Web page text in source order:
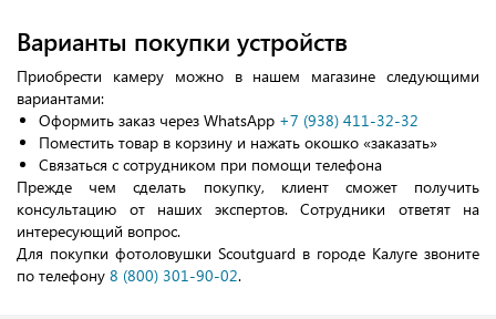
Варианты покупки устройств
Приобрести камеру можно в нашем магазине следующими
вариантами:
Оформить заказ через WhatsApp +7 (938) 411-32-32
Поместить товар в корзину и нажать окошко «заказать»
Связаться с сотрудником при помощи телефона
Прежде чем сделать покупку, клиент сможет получить
консультацию от наших экспертов. Сотрудники ответят на
интересующий вопрос.
Для покупки фотоловушки Scoutguard в городе Калуге звоните
по телефону 8 (800) 301-90-02.